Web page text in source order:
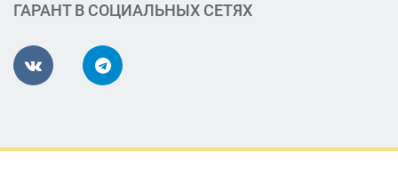
ГАРАНТ В СОЦИАЛЬНЫХ СЕТЯХ